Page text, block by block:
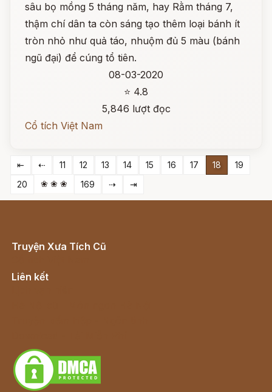
sâu bọ mồng 5 tháng năm, hay Rằm tháng 7,
thậm chí dân ta còn sáng tạo thêm loại bánh ít
tròn nhỏ như quả táo, nhuộm đủ 5 màu (bánh
ngũ đại) để cúng tổ tiên.
08-03-2020
⭐ 4.8
5,846 lượt đọc
Cổ tích Việt Nam
⇤ ⇠ 11 12 13 14 15 16 17 18
19
20
❀ ❀ ❀ 169 ⇢ ⇥
Truyện Xưa Tích Cũ
Liên kết